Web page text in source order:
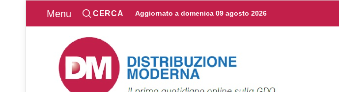
Menu CERCA Aggiornato a domenica 09 agosto 2026